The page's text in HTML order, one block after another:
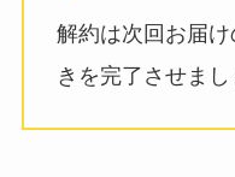
解約は次回お届け
きを完了させまし